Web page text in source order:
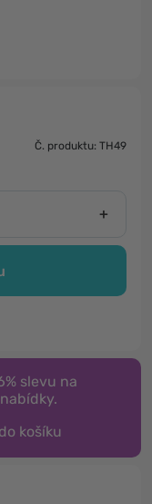
Č. produktu: TH49
+
slevu na
do košíku